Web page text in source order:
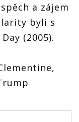
a zájem
byli s
(2005).